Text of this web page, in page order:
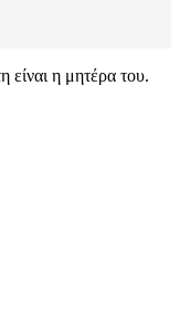
είναι η μητέρα του.